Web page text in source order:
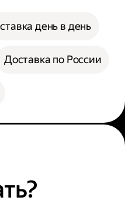
день в день
Доставка по России